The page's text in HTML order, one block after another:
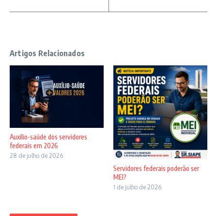
Artigos Relacionados
Auxílio-saúde dos servidores
federais em 2026
28 de julho de 2026
Servidores federais poderão ser
MEI?
1 de julho de 2026